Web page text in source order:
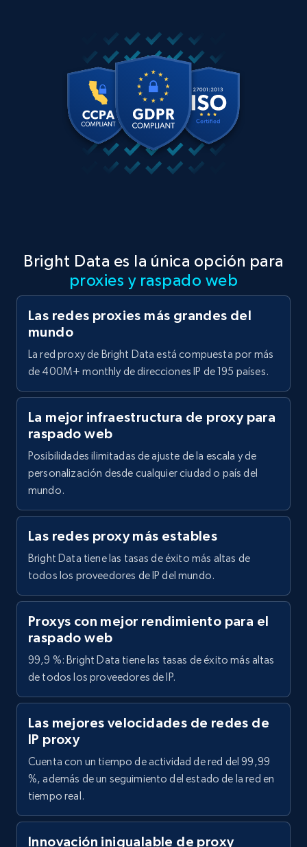
Bright Data es la única opción para
proxies y raspado web
Las redes proxies más grandes del
mundo
La red proxy de Bright Data está compuesta por más
de 400M+ monthly de direcciones IP de 195 países.
La mejor infraestructura de proxy para
raspado web
Posibilidades ilimitadas de ajuste de la escala y de
personalización desde cualquier ciudad o país del
mundo.
Las redes proxy más estables
Bright Data tiene las tasas de éxito más altas de
todos los proveedores de IP del mundo.
Proxys con mejor rendimiento para el
raspado web
99,9 %: Bright Data tiene las tasas de éxito más altas
de todos los proveedores de IP.
Las mejores velocidades de redes de
IP proxy
Cuenta con un tiempo de actividad de red del 99,99
%, además de un seguimiento del estado de la red en
tiempo real.
Innovación inigualable de proxy